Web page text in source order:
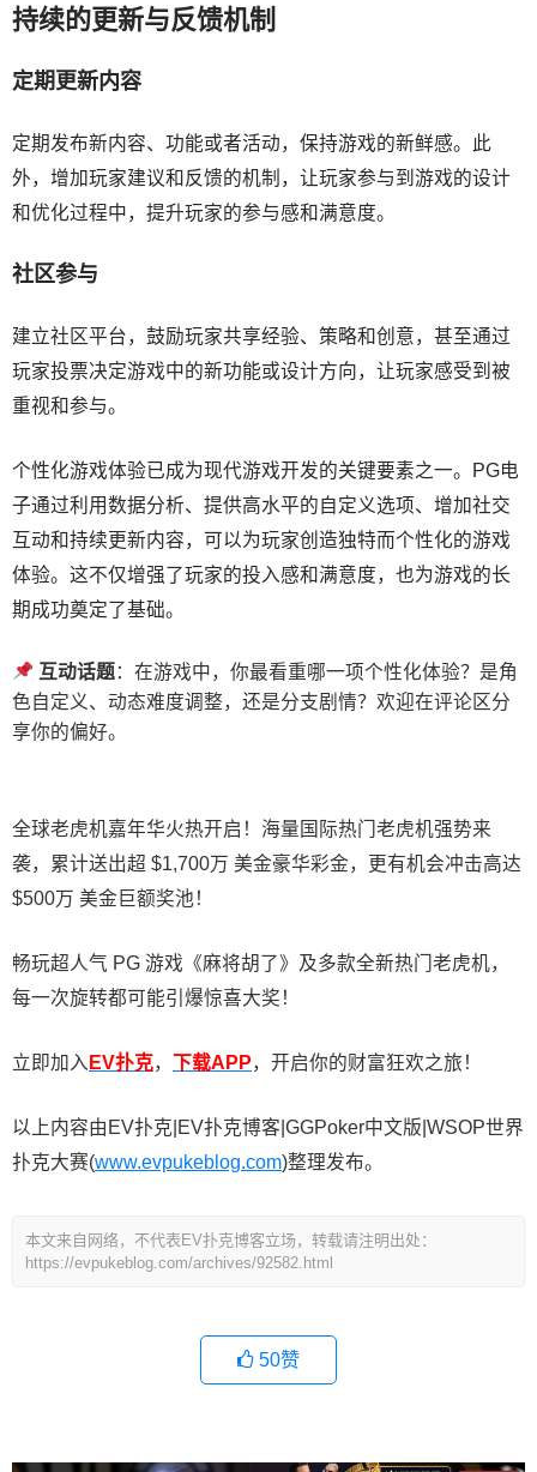
持续的更新与反馈机制
定期更新内容
定期发布新内容、功能或者活动，保持游戏的新鲜感。此
外，增加玩家建议和反馈的机制，让玩家参与到游戏的设计
和优化过程中，提升玩家的参与感和满意度。
社区参与
建立社区平台，鼓励玩家共享经验、策略和创意，甚至通过
玩家投票决定游戏中的新功能或设计方向，让玩家感受到被
重视和参与。
个性化游戏体验已成为现代游戏开发的关键要素之一。PG电
子通过利用数据分析、提供高水平的自定义选项、增加社交
互动和持续更新内容，可以为玩家创造独特而个性化的游戏
体验。这不仅增强了玩家的投入感和满意度，也为游戏的长
期成功奠定了基础。
互动话题：在游戏中，你最看重哪一项个性化体验？是角
色自定义、动态难度调整，还是分支剧情？欢迎在评论区分
享你的偏好。
全球老虎机嘉年华火热开启！海量国际热门老虎机强势来
袭，累计送出超 $1,700万 美金豪华彩金，更有机会冲击高达
$500万 美金巨额奖池！
畅玩超人气 PG 游戏《麻将胡了》及多款全新热门老虎机，
每一次旋转都可能引爆惊喜大奖！
立即加入 EV扑克， 下载APP，开启你的财富狂欢之旅！
以上内容由EV扑克|EV扑克博客|GGPoker中文版|WSOP世界
扑克大赛(www.evpukeblog.com)整理发布。
本文来自网络，不代表EV扑克博客立场，转载请注明出处：
https://evpukeblog.com/archives/92582.html
50赞